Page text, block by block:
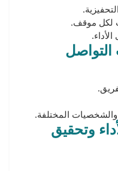
لكل موقف.
التواصل
والشخصيات المختلفة.
وتحقيق